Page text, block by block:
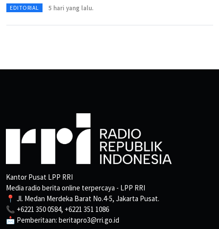
EDITORIAL 5 hari yang lalu.
Kantor Pusat LPP RRI
Media radio berita online terpercaya - LPP RRI
📍 Jl. Medan Merdeka Barat No.4-5, Jakarta Pusat.
📞 +6221 350 0584, +6221 351 1086
📩 Pemberitaan: beritapro3@rri.go.id